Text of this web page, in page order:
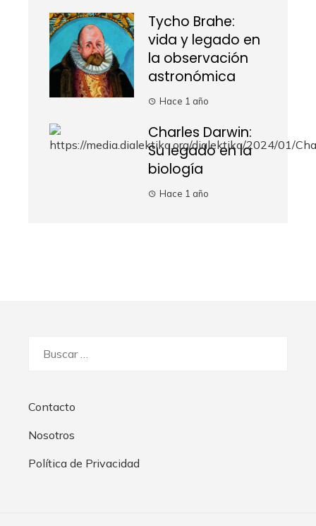
Tycho Brahe:
vida y legado en
la observación
astronómica
Hace 1 año
Charles Darwin:
Su legado en la
biología
Hace 1 año
Contacto
Nosotros
Política de Privacidad